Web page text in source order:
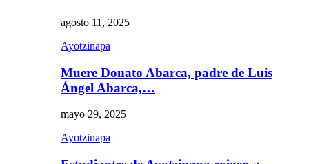
agosto 11, 2025
Ayotzinapa
Muere Donato Abarca, padre de Luis
Ángel Abarca,…
mayo 29, 2025
Ayotzinapa